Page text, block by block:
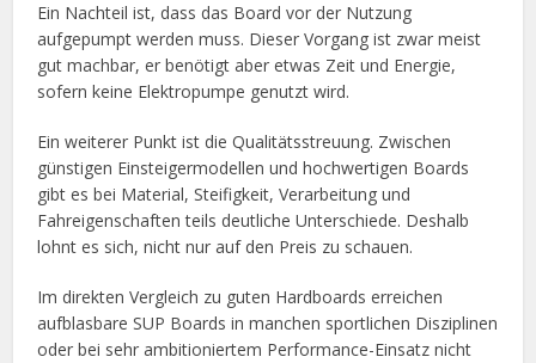
Ein Nachteil ist, dass das Board vor der Nutzung
aufgepumpt werden muss. Dieser Vorgang ist zwar meist
gut machbar, er benötigt aber etwas Zeit und Energie,
sofern keine Elektropumpe genutzt wird.
Ein weiterer Punkt ist die Qualitätsstreuung. Zwischen
günstigen Einsteigermodellen und hochwertigen Boards
gibt es bei Material, Steifigkeit, Verarbeitung und
Fahreigenschaften teils deutliche Unterschiede. Deshalb
lohnt es sich, nicht nur auf den Preis zu schauen.
Im direkten Vergleich zu guten Hardboards erreichen
aufblasbare SUP Boards in manchen sportlichen Disziplinen
oder bei sehr ambitioniertem Performance-Einsatz nicht